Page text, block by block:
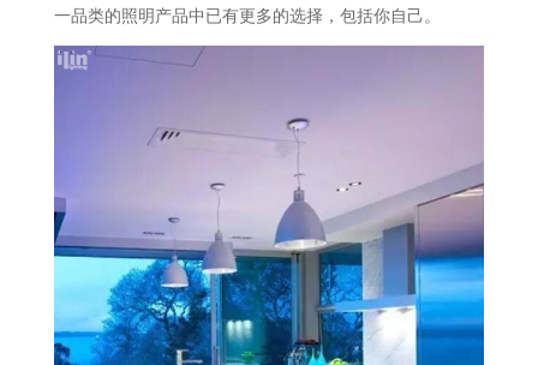
一品类的照明产品中已有更多的选择，包括你自己。